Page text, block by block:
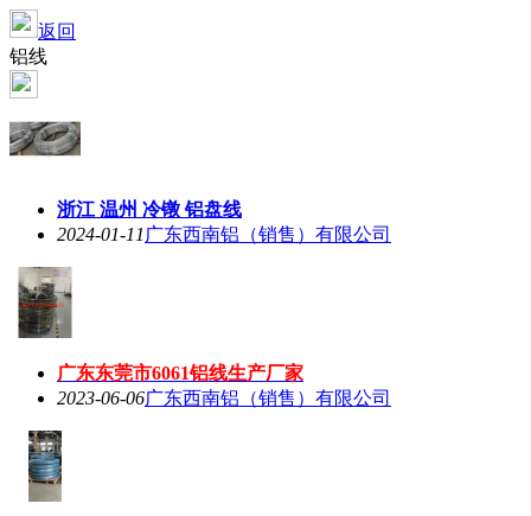
返回
铝线
浙江 温州 冷镦 铝盘线
2024-01-11 广东西南铝（销售）有限公司
广东东莞市6061铝线生产厂家
2023-06-06广东西南铝（销售）有限公司